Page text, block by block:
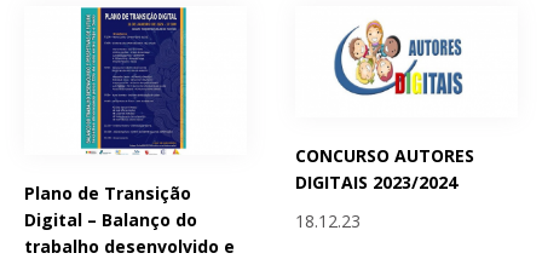
Plano de Transição
Digital – Balanço do
trabalho desenvolvido e
CONCURSO AUTORES
DIGITAIS 2023/2024
18.12.23